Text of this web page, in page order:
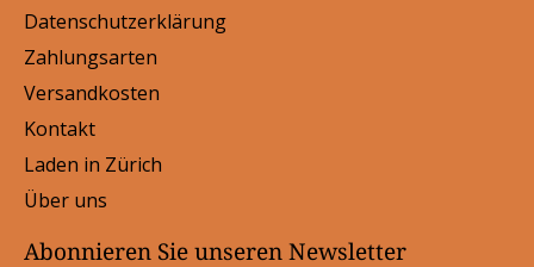
Datenschutzerklärung
Zahlungsarten
Versandkosten
Kontakt
Laden in Zürich
Über uns
Abonnieren Sie unseren Newsletter